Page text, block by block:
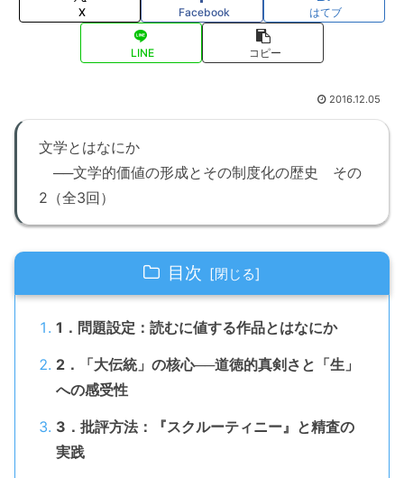
X Facebook はてブ
LINE コピー
2016.12.05
文学とはなにか
──文学的価値の形成とその制度化の歴史 その
2（全3回）
目次
1．問題設定：読むに値する作品とはなにか
2．「大伝統」の核心──道徳的真剣さと「生」
への感受性
3．批評方法：『スクルーティニー』と精査の
実践